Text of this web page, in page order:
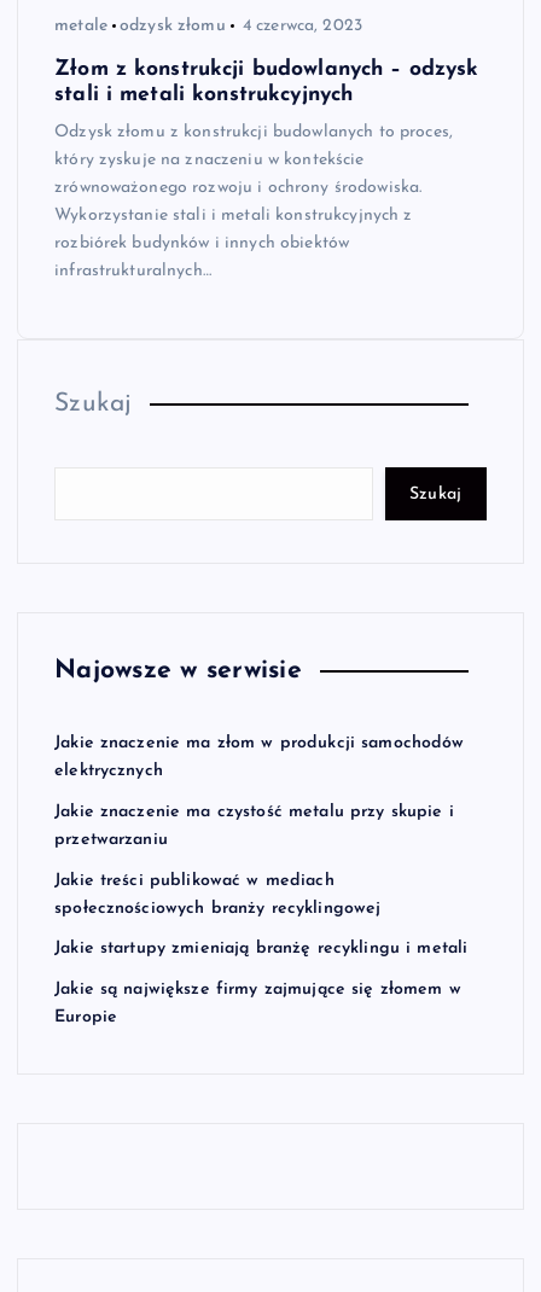
metale odzysk złomu 4 czerwca, 2023
Złom z konstrukcji budowlanych – odzysk
stali i metali konstrukcyjnych
Odzysk złomu z konstrukcji budowlanych to proces,
który zyskuje na znaczeniu w kontekście
zrównoważonego rozwoju i ochrony środowiska.
Wykorzystanie stali i metali konstrukcyjnych z
rozbiórek budynków i innych obiektów
infrastrukturalnych…
Szukaj
Szukaj
Najowsze w serwisie
Jakie znaczenie ma złom w produkcji samochodów
elektrycznych
Jakie znaczenie ma czystość metalu przy skupie i
przetwarzaniu
Jakie treści publikować w mediach
społecznościowych branży recyklingowej
Jakie startupy zmieniają branżę recyklingu i metali
Jakie są największe firmy zajmujące się złomem w
Europie